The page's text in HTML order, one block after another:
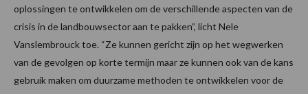
oplossingen te ontwikkelen om de verschillende aspecten van de
crisis in de landbouwsector aan te pakken”, licht Nele
Vanslembrouck toe. “Ze kunnen gericht zijn op het wegwerken
van de gevolgen op korte termijn maar ze kunnen ook van de kans
gebruik maken om duurzame methoden te ontwikkelen voor de